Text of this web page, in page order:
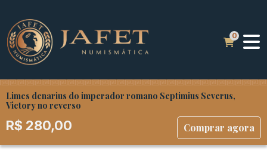
Limes denarius do imperador romano Septimius Severus,
Victory no reverso
R$ 280,00 Comprar agora